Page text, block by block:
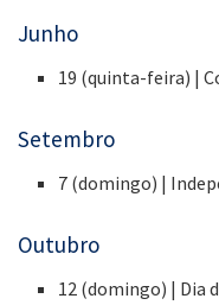
Junho
19 (quinta-feira) |
Setembro
7 (domingo) |
Outubro
12 (domingo) | Dia